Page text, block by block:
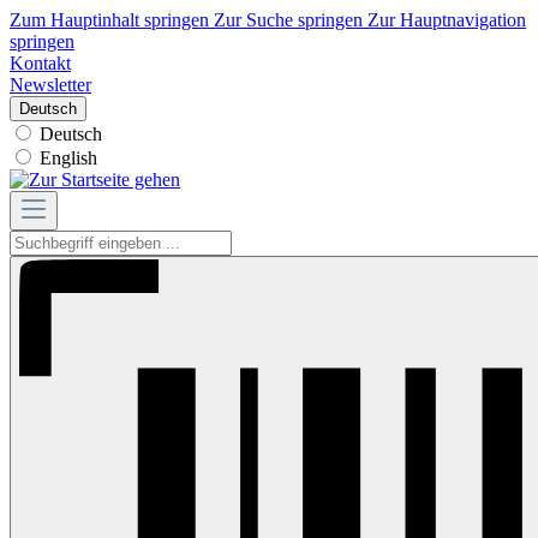
Zum Hauptinhalt springen Zur Suche springen Zur Hauptnavigation
springen
Kontakt
Newsletter
Deutsch
Deutsch
English